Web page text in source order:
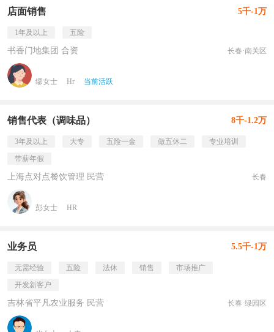
店面销售 5千-1万
1年及以上 五险
书香门地集团 合资 长春·南关区
缪女士 Hr 当前活跃
销售代表（调味品） 8千-1.2万
3年及以上 大专 五险一金 做五休二
专业培训
带薪年假
上海点对点餐饮管理 民营 长春
彭女士 HR
业务员 5.5千-1万
无需经验 五险 法休 销售
市场推广
开发新客户
吉林省平凡农业服务 民营 长春·绿园区